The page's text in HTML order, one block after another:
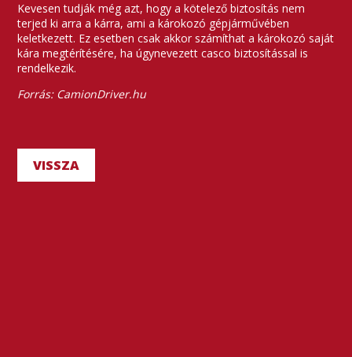
Kevesen tudják még azt, hogy a kötelező biztosítás nem
terjed ki arra a kárra, ami a károkozó gépjárművében
keletkezett. Ez esetben csak akkor számíthat a károkozó saját
kára megtérítésére, ha úgynevezett casco biztosítással is
rendelkezik.
Forrás: CamionDriver.hu
VISSZA